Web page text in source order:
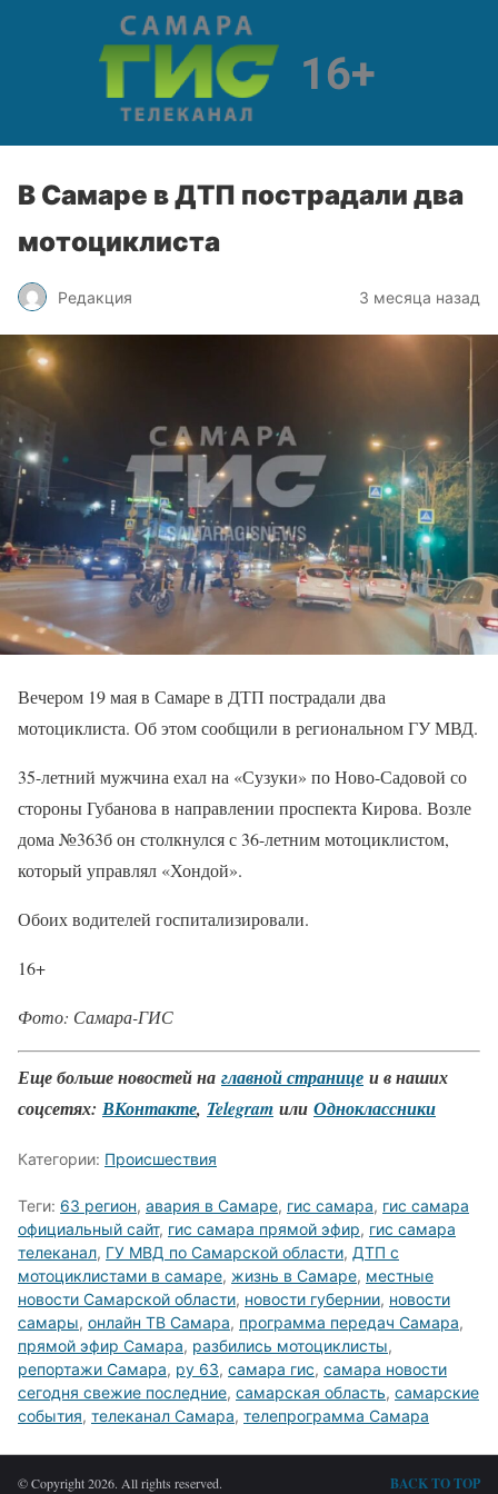
В Самаре в ДТП пострадали два
мотоциклиста
Редакция 3 месяца назад
Вечером 19 мая в Самаре в ДТП пострадали два
мотоциклиста. Об этом сообщили в региональном ГУ МВД.
35-летний мужчина ехал на «Сузуки» по Ново-Садовой со
стороны Губанова в направлении проспекта Кирова. Возле
дома №363б он столкнулся с 36-летним мотоциклистом,
который управлял «Хондой».
Обоих водителей госпитализировали.
16+
Фото: Самара-ГИС
Еще больше новостей на главной странице и в наших
соцсетях: ВКонтакте, Telegram или Одноклассники
Категории: Происшествия
Теги: 63 регион, авария в Самаре, гис самара, гис самара
официальный сайт, гис самара прямой эфир, гис самара
телеканал, ГУ МВД по Самарской области, ДТП с
мотоциклистами в самаре, жизнь в Самаре, местные
новости Самарской области, новости губернии, новости
самары, онлайн ТВ Самара, программа передач Самара,
прямой эфир Самара, разбились мотоциклисты,
репортажи Самара, ру 63, самара гис, самара новости
сегодня свежие последние, самарская область, самарские
события, телеканал Самара, телепрограмма Самара
© Copyright 2026. All rights reserved. BACK TO TOP